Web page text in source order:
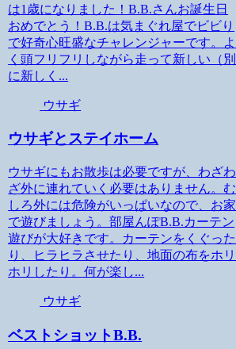
は1歳になりました！B.B.さんお誕生日
おめでとう！B.B.は気まぐれ屋でビビり
で好奇心旺盛なチャレンジャーです。よ
く頭フリフリしながら走って新しい（別
に新しく...
ウサギ
ウサギとステイホーム
ウサギにもお散歩は必要ですが、わざわ
ざ外に連れていく必要はありません。む
しろ外には危険がいっぱいなので、お家
で遊びましょう。部屋んぽB.B.カーテン
遊びが大好きです。カーテンをくぐった
り、ヒラヒラさせたり、地面の布をホリ
ホリしたり。何が楽し...
ウサギ
ベストショットB.B.